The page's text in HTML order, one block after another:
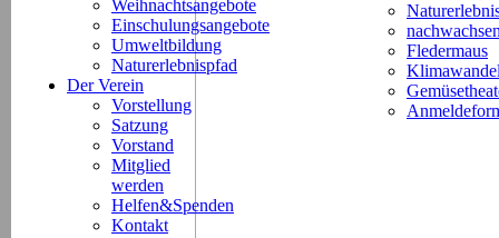
Fledermaus
Weihnachtsangebote
Einschulungsangebote
Umweltbildung
Naturerlebnispfad
Der Verein
Vorstellung
Satzung
Vorstand
Mitglied
werden
Helfen&Spenden
Kontakt